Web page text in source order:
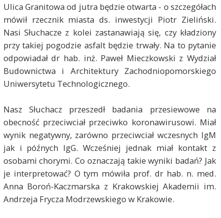
Ulica Granitowa od jutra będzie otwarta - o szczegółach
mówił rzecznik miasta ds. inwestycji Piotr Zieliński.
Nasi Słuchacze z kolei zastanawiają się, czy kładziony
przy takiej pogodzie asfalt będzie trwały. Na to pytanie
odpowiadał dr hab. inż. Paweł Mieczkowski z Wydział
Budownictwa i Architektury Zachodniopomorskiego
Uniwersytetu Technologicznego.
Nasz Słuchacz przeszedł badania przesiewowe na
obecność przeciwciał przeciwko koronawirusowi. Miał
wynik negatywny, zarówno przeciwciał wczesnych IgM
jak i późnych IgG. Wcześniej jednak miał kontakt z
osobami chorymi. Co oznaczają takie wyniki badań? Jak
je interpretować? O tym mówiła prof. dr hab. n. med.
Anna Boroń-Kaczmarska z Krakowskiej Akademii im.
Andrzeja Frycza Modrzewskiego w Krakowie.